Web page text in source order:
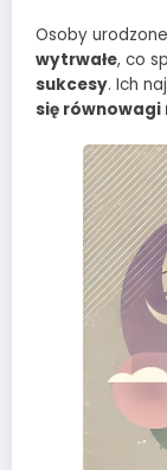
Osoby urodzone
wytrwałe, co
sukcesy. Ich
się